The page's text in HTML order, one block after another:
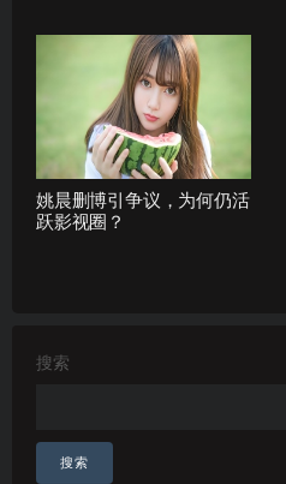
姚晨删博引争议，为何仍活
跃影视圈？
搜索
搜索